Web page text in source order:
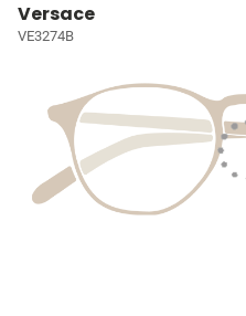
Versace
VE3274B